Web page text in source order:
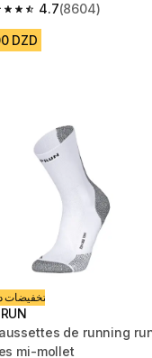
4.7
out of 5 stars from
(8604)
DZD
تخفيضات
de running
mi-mollet